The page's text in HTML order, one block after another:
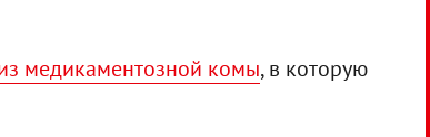
медикаментозной комы, в которую